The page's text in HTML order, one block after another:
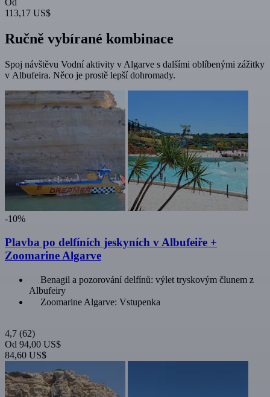
Od
113,17 US$
Ručně vybírané kombinace
Spoj návštěvu Vodní aktivity v Algarve s dalšími oblíbenými zážitky
v Albufeira. Něco je prostě lepší dohromady.
-10%
Plavba po delfíních jeskyních v Albufeiře +
Zoomarine Algarve
Benagil a pozorování delfínů: výlet tryskovým člunem z
Albufeiry
Zoomarine Algarve: Vstupenka
4,7 (62)
Od 94,00 US$
84,60 US$